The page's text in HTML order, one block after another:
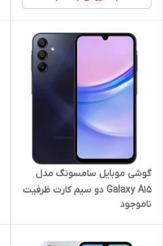
گوشی موبایل سامسونگ مدل
Galaxy A15 دو سیم کارت ظرفیت
ویتنام
ناموجود